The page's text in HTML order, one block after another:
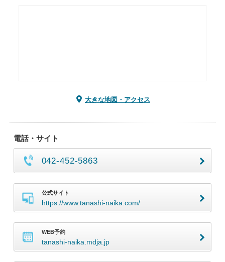
大きな地図・アクセス
電話・サイト
042-452-5863
公式サイト
https://www.tanashi-naika.com/
WEB予約
tanashi-naika.mdja.jp